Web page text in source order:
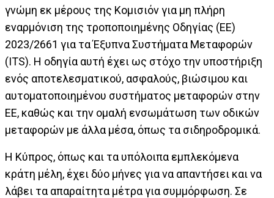
γνώμη εκ μέρους της Κομισιόν για μη πλήρη
εναρμόνιση της τροποποιημένης Οδηγίας (ΕΕ)
2023/2661 για τα Έξυπνα Συστήματα Μεταφορών
(ITS). Η οδηγία αυτή έχει ως στόχο την υποστήριξη
ενός αποτελεσματικού, ασφαλούς, βιώσιμου και
αυτοματοποιημένου συστήματος μεταφορών στην
ΕΕ, καθώς και την ομαλή ενσωμάτωση των οδικών
μεταφορών με άλλα μέσα, όπως τα σιδηροδρομικά.
Η Κύπρος, όπως και τα υπόλοιπα εμπλεκόμενα
κράτη μέλη, έχει δύο μήνες για να απαντήσει και να
λάβει τα απαραίτητα μέτρα για συμμόρφωση. Σε